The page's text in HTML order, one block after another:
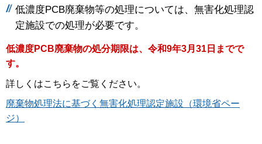
低濃度PCB廃棄物等の処理については、無害化処理認
定施設での処理が必要です。
低濃度PCB廃棄物の処分期限は、令和9年3月31日までで
す。
詳しくはこちらをご覧ください。
廃棄物処理法に基づく無害化処理認定施設（環境省ペー
ジ）